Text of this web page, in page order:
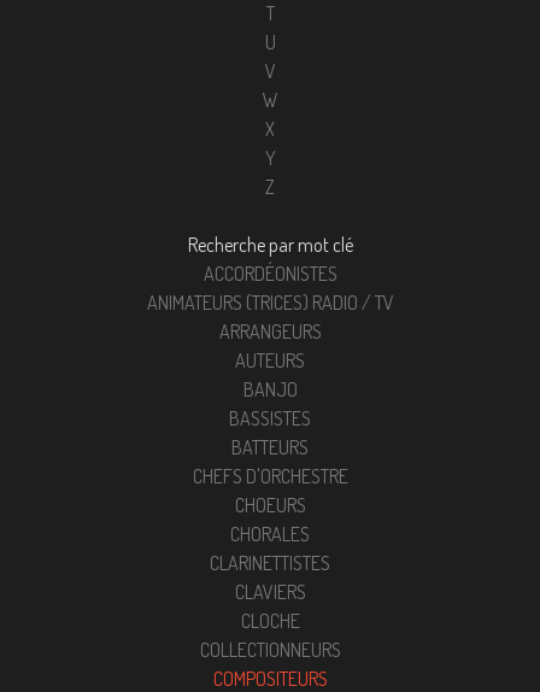
T
U
V
W
X
Y
Z
Recherche par mot clé
ACCORDÉONISTES
ANIMATEURS (TRICES) RADIO / TV
ARRANGEURS
AUTEURS
BANJO
BASSISTES
BATTEURS
CHEFS D'ORCHESTRE
CHOEURS
CHORALES
CLARINETTISTES
CLAVIERS
CLOCHE
COLLECTIONNEURS
COMPOSITEURS